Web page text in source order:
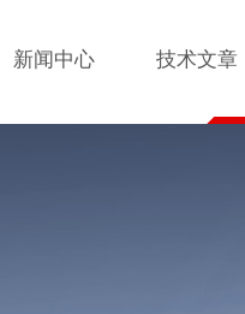
新闻中心 技术文章